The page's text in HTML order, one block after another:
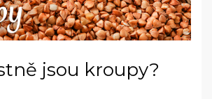
jsou kroupy?